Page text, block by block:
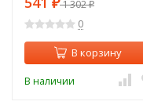
₽1 302₽
0
В корзину
В наличии